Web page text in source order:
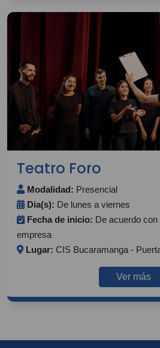
Teatro Foro
Modalidad: Presencial
Dia(s): De lunes a viernes
Fecha de inicio: De acuerdo
empresa
Lugar: CIS Bucaramanga -
Ver más